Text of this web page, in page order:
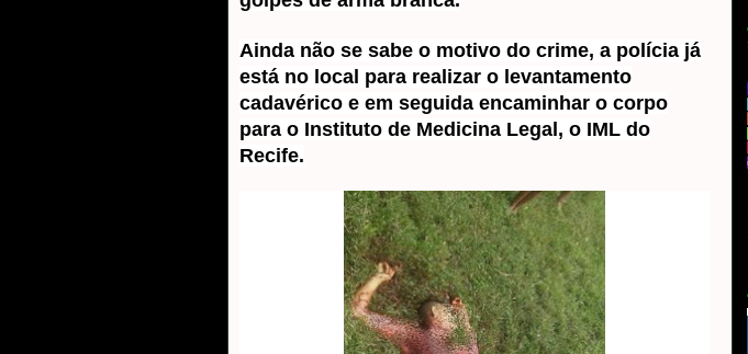
Ainda não se sabe o motivo do crime, a polícia já
está no local para realizar o levantamento
cadavérico e em seguida encaminhar o corpo
para o Instituto de Medicina Legal, o IML do
Recife.